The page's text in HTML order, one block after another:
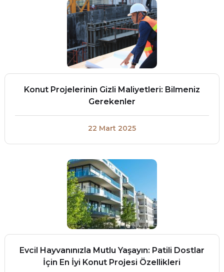
Konut Projelerinin Gizli Maliyetleri: Bilmeniz
Gerekenler
22 Mart 2025
Evcil Hayvanınızla Mutlu Yaşayın: Patili Dostlar
İçin En İyi Konut Projesi Özellikleri